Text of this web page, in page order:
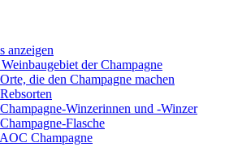
anzeigen
der Champagne
die den Champagne machen
Winzerinnen und -Winzer
Flasche
Champagne